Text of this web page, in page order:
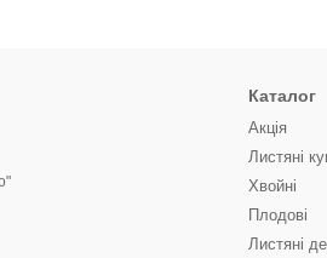
Каталог
Акція
Листяні
Хвойні
Плодові
Листяні